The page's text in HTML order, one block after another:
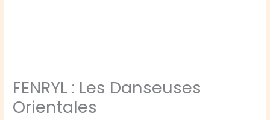
FENRYL : Les Danseuses
Orientales